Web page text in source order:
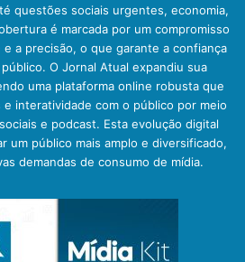
questões sociais urgentes, economia,
é marcada por um compromisso
e a precisão, o que garante a confiança
O Jornal Atual expandiu sua
uma plataforma online robusta que
e interatividade com o público por meio
e podcast. Esta evolução digital
um público mais amplo e diversificado,
demandas de consumo de mídia.